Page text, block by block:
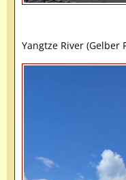
Yangtze River (Gelber